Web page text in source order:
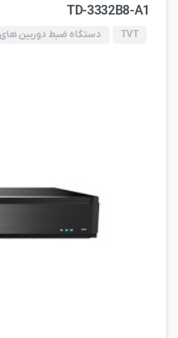
TD-3332B8-A1
TVT دستگاه ضبط دوربین